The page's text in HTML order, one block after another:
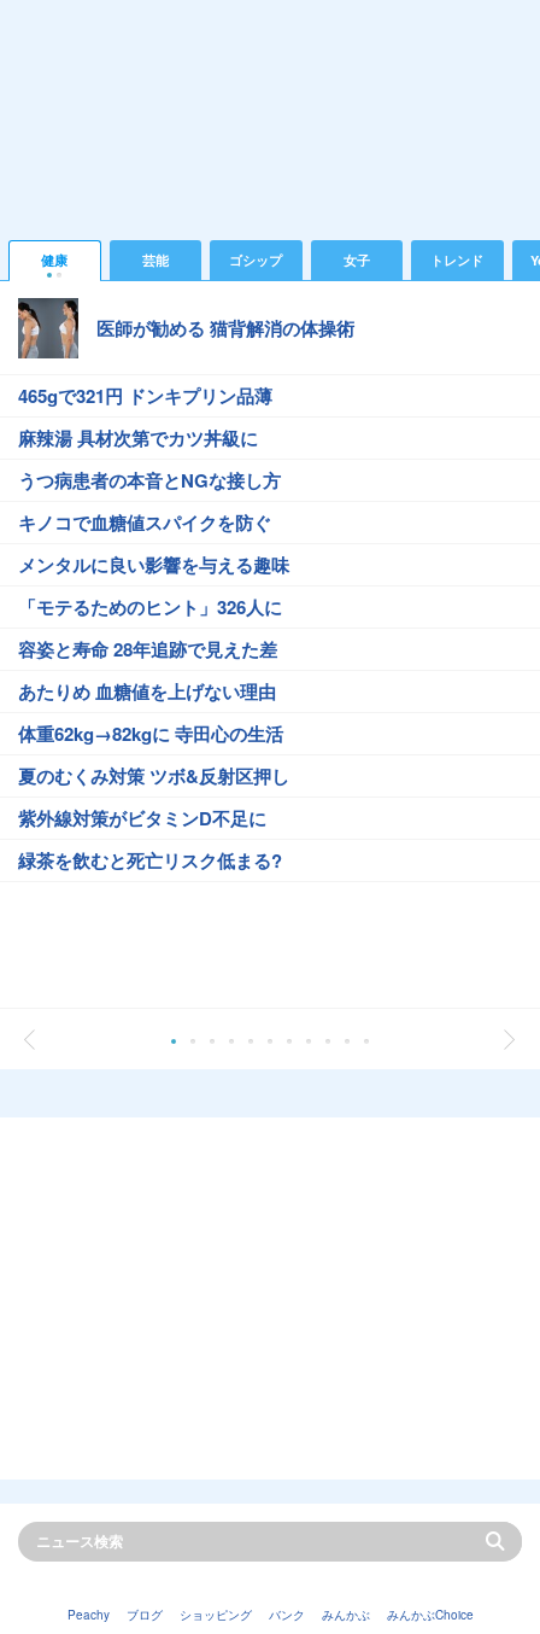
健康 芸能 ゴシップ 女子 トレンド
医師が勧める 猫背解消の体操術
465gで321円 ドンキプリン品薄
麻辣湯 具材次第でカツ丼級に
うつ病患者の本音とNGな接し方
キノコで血糖値スパイクを防ぐ
メンタルに良い影響を与える趣味
「モテるためのヒント」326人に
容姿と寿命 28年追跡で見えた差
あたりめ 血糖値を上げない理由
体重62kg→82kgに 寺田心の生活
夏のむくみ対策 ツボ&反射区押し
紫外線対策がビタミンD不足に
緑茶を飲むと死亡リスク低まる?
Peachy ブログ ショッピング バンク みんかぶ みんかぶChoice